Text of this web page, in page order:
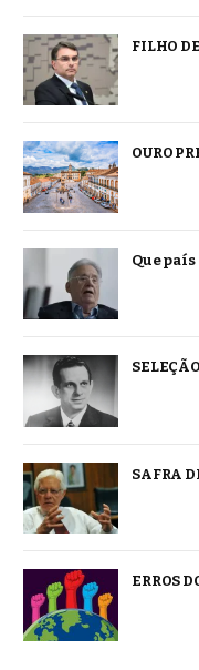
FILHO
OURO
Que país
SAFRA
ERROS